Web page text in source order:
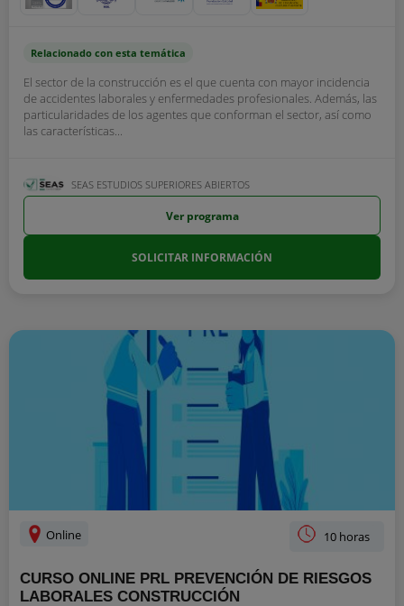
Relacionado con esta temática
El sector de la construcción es el que cuenta con mayor incidencia
de accidentes laborales y enfermedades profesionales. Además, las
particularidades de los agentes que conforman el sector, así como
las características...
SEAS ESTUDIOS SUPERIORES ABIERTOS
Ver programa
SOLICITAR INFORMACIÓN
Online 10 horas
CURSO ONLINE PRL PREVENCIÓN DE RIESGOS
LABORALES CONSTRUCCIÓN